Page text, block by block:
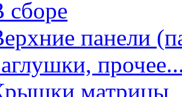
сборе
панели
матрицы